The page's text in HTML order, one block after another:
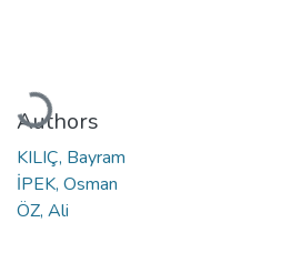
Loading...
Authors
KILIÇ, Bayram
İPEK, Osman
ÖZ, Ali